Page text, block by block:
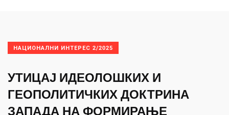
НАЦИОНАЛНИ ИНТЕРЕС 2/2025
УТИЦАЈ ИДЕОЛОШКИХ И
ГЕОПОЛИТИЧКИХ ДОКТРИНА
ЗАПАДА НА ФОРМИРАЊЕ